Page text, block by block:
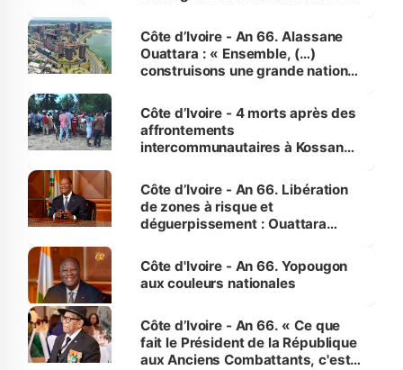
enfants
Côte d’Ivoire - An 66. Alassane
Ouattara : « Ensemble, (…)
construisons une grande nation
générations futures »
Côte d’Ivoire - 4 morts après des
affrontements
intercommunautaires à Kossandji
milieu des sinistrés
Côte d’Ivoire - An 66. Libération
de zones à risque et
déguerpissement : Ouattara
l'Etat de droit pour préserver les
vies humaines »
Côte d'Ivoire - An 66. Yopougon
aux couleurs nationales
Côte d’Ivoire - An 66. « Ce que
fait le Président de la République
aux Anciens Combattants, c'est